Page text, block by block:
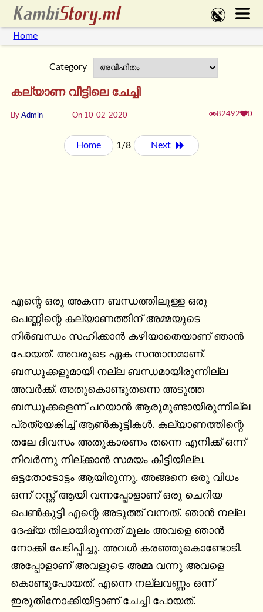
Home
Category
കല്യാണ വീട്ടിലെ ചേച്ചി
By Admin On 10-02-2020 82492 0
Home 1/8 Next
എന്റെ ഒരു അകന്ന ബന്ധത്തിലുള്ള ഒരു
പെണ്ണിന്റെ കല്യാണത്തിന് അമ്മയുടെ
നിര്‍ബന്ധം സഹിക്കാന്‍ കഴിയാതെയാണ് ഞാന്‍
പോയത്. അവരുടെ ഏക സന്താനമാണ്.
ബന്ധുക്കളുമായി നല്ല ബന്ധമായിരുന്നില്ല
അവര്‍ക്ക്. അതുകൊണ്ടുതന്നെ അടുത്ത
ബന്ധുക്കളെന്ന് പറയാന്‍ ആരുമുണ്ടായിരുന്നില്ല
പ്രത്യേകിച്ച് ആണ്‍കുട്ടികള്‍. കല്യാണത്തിന്റെ
തലേ ദിവസം അതുകാരണം തന്നെ എനിക്ക് ഒന്ന്
നിവര്‍ന്നു നില്ക്കാന്‍ സമയം കിട്ടിയില്ല.
ഒട്ടതോടോട്ടം ആയിരുന്നു. അങ്ങനെ ഒരു വിധം
ഒന്ന് റസ്റ്റ്‌ ആയി വന്നപ്പോളാണ് ഒരു ചെറിയ
പെണ്‍കുട്ടി എന്റെ അടുത്ത് വന്നത്. ഞാന്‍ നല്ല
ദേഷ്യ തിലായിരുന്നത് മൂലം അവളെ ഞാന്‍
നോക്കി പേടിപ്പിച്ചു. അവള്‍ കരഞ്ഞുകൊണ്ടോടി.
അപ്പോളാണ് അവളുടെ അമ്മ വന്നു അവളെ
കൊണ്ടുപോയത്. എന്നെ നല്ലവണ്ണം ഒന്ന്
ഇരുതിനോക്കിയിട്ടാണ് ചേച്ചി പോയത്.